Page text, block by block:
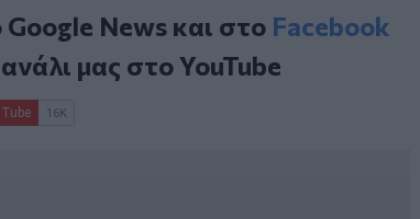
Google Newsκαι στο Facebook
μας στοYouTube